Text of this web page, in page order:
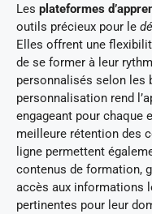
Les plateformes
outils précieux pour le
Elles offrent une
de se former à leur
personnalisés selon les
personnalisation rend
engageant pour chaque
meilleure rétention des
ligne permettent
contenus de formation,
accès aux informations
pertinentes pour leur